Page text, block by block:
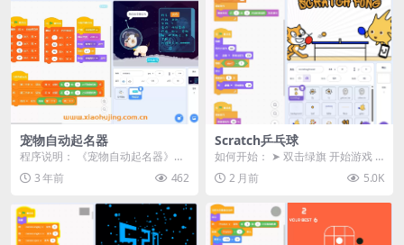
宠物自动起名器
程序说明： 《宠物自动起名器》是
一款基于Scratch平台开发的起名小
工具。该程...
3 年前 462
Scratch乒乓球
如何开始： ➤ 双击绿旗 开始游戏 ➤
设定你的目标分数（或选择无限模
式） ➤ ...
2 月前 5.0K